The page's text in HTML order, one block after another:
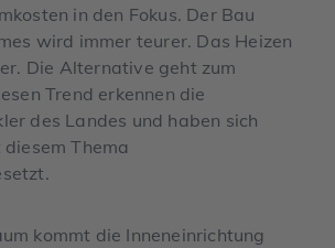
in den Fokus. Der Bau
wird immer teurer. Das Heizen
Die Alternative geht zum
Trend erkennen die
des Landes und haben sich
Thema
kommt die Inneneinrichtung